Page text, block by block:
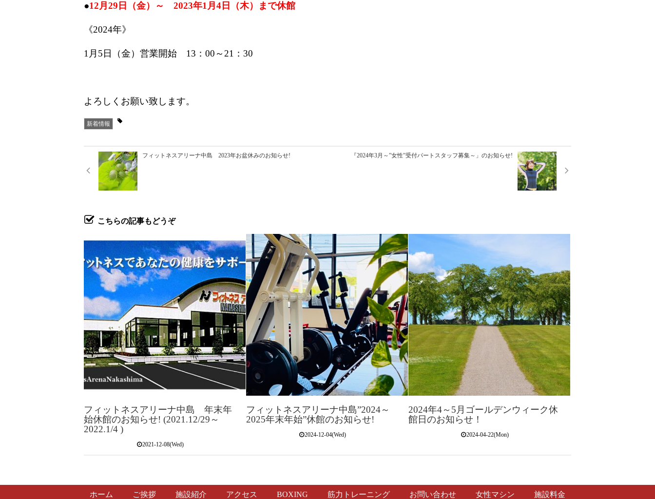
●12月29日（金）～ 2023年1月4日（木）まで休館
《2024年》
1月5日（金）営業開始 13：00～21：30
よろしくお願い致します。
新着情報
フィットネスアリーナ中島 2023年お盆休みのお知らせ! 『2024年3月～”女性”受付パートスタッフ募集～」のお知らせ!
こちらの記事もどうぞ
フィットネスアリーナ中島 年末年
始休館のお知らせ! (2021.12/29～
2022.1/4 )
2021-12-08(Wed)
フィットネスアリーナ中島”2024～
2025年末年始”休館のお知らせ!
2024-12-04(Wed)
2024年4～5月ゴールデンウィーク休
館日のお知らせ！
2024-04-22(Mon)
ホーム ご挨拶 施設紹介 アクセス BOXING 筋力トレーニング お問い合わせ 女性マシン 施設料金